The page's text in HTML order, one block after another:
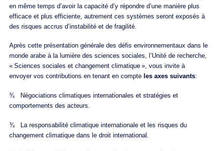
en même temps d’avoir la capacité d’y répondre d’une manière plus
efficace et plus efficiente, autrement ces systèmes seront exposés à
des risques accrus d’instabilité et de fragilité.
Après cette présentation générale des défis environnementaux dans le
monde arabe à la lumière des sciences sociales, l’Unité de recherche,
« Sciences sociales et changement climatique », vous invite à
envoyer vos contributions en tenant en compteles axes suivants:
¾ Négociations climatiques internationales et stratégies et
comportements des acteurs.
¾ La responsabilité climatique internationale et les risques du
changement climatique dans le droit international.